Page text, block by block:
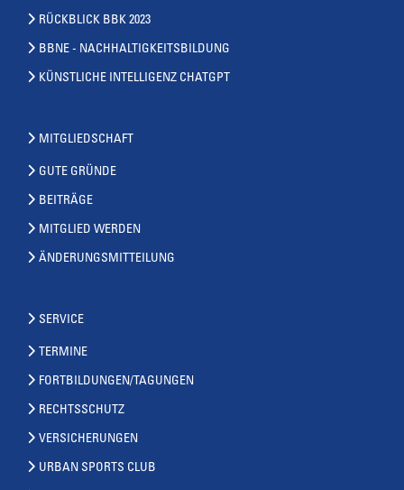
RÜCKBLICK BBK 2023
BBNE - NACHHALTIGKEITSBILDUNG
KÜNSTLICHE INTELLIGENZ CHATGPT
MITGLIEDSCHAFT
GUTE GRÜNDE
BEITRÄGE
MITGLIED WERDEN
ÄNDERUNGSMITTEILUNG
SERVICE
TERMINE
FORTBILDUNGEN/TAGUNGEN
RECHTSSCHUTZ
VERSICHERUNGEN
URBAN SPORTS CLUB